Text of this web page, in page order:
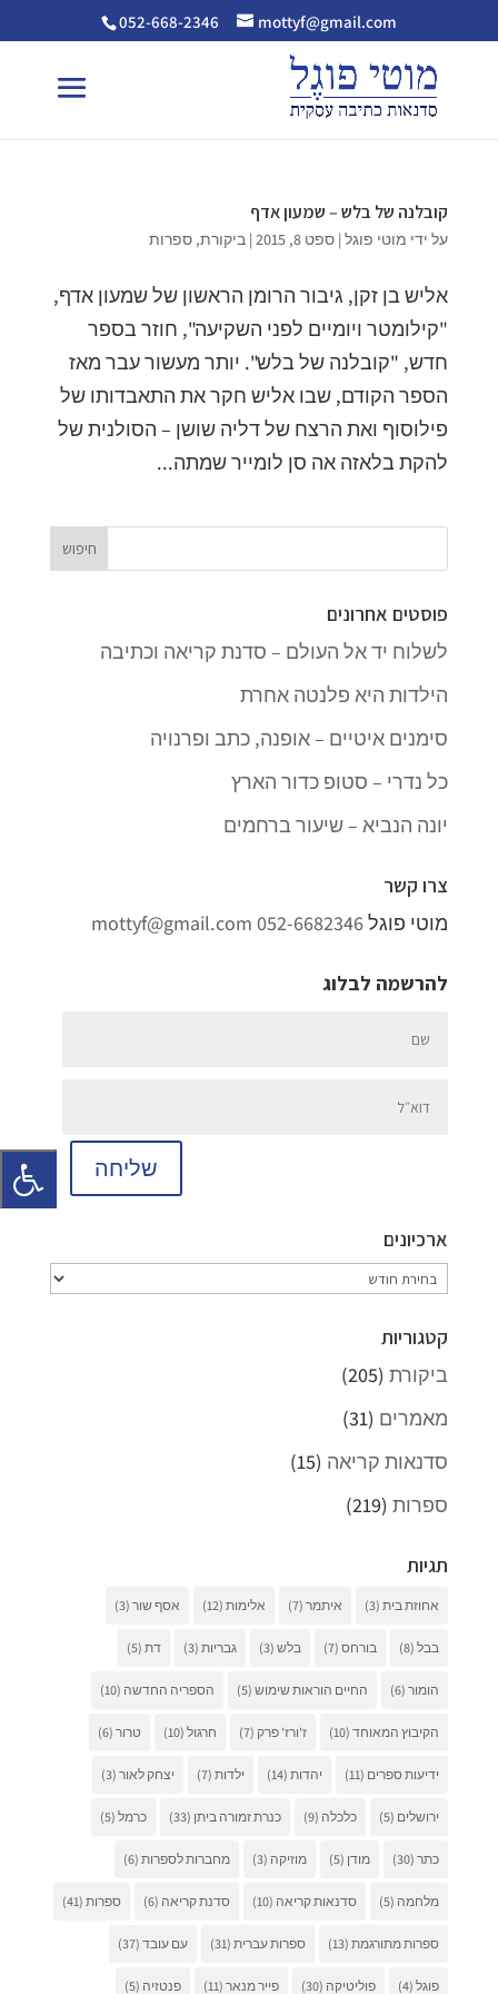
052-668-2346 mottyf@gmail.com
קובלנה של בלש – שמעון אדף
על ידי מוטי פוגל| ספט 8, 2015 | ביקורת, ספרות
אליש בן זקן, גיבור הרומן הראשון של שמעון אדף,
"קילומטר ויומיים לפני השקיעה", חוזר בספר
חדש, "קובלנה של בלש". יותר מעשור עבר מאז
הספר הקודם, שבו אליש חקר את התאבדותו של
פילוסוף ואת הרצח של דליה שושן – הסולנית של
להקת בלאזה אה סן לומייר שמתה...
פוסטים אחרונים
לשלוח יד אל העולם – סדנת קריאה וכתיבה
הילדות היא פלנטה אחרת
סימנים איטיים – אופנה, כתב ופרנויה
כל נדרי – סטופ כדור הארץ
יונה הנביא – שיעור ברחמים
צרו קשר
מוטי פוגל052-6682346
mottyf@gmail.com
להרשמה לבלוג
שליחה
ארכיונים
ארכיונים
קטגוריות
ביקורת(205)
מאמרים (31)
סדנאות קריאה (15)
ספרות(219)
תגיות
אחוזת בית(3) איתמר(7) אלימות(12) אסף שור(3)
בבל(8) בורחס(7) בלש(3) גבריות(3) דת(5)
הומור(6) החיים הוראות שימוש(5) הספריה החדשה (10)
הקיבוץ המאוחד(10) ז'ורז' פרק(7) חרגול(10) טרור(6)
ידיעות ספרים (11) יהדות(14) ילדות(7) יצחק לאור(3)
ירושלים (5) כלכלה (9) כנרת זמורה ביתן (33) כרמל(5)
כתר(30) מודן (5) מוזיקה (3) מחברות לספרות(6)
מלחמה (5) סדנאות קריאה (10) סדנת קריאה (6) ספרות(41)
ספרות מתורגמת(13) ספרות עברית(31) עם עובד(37)
פוגל(4) פוליטיקה (30) פייר מנאר(11) פנטזיה (5)